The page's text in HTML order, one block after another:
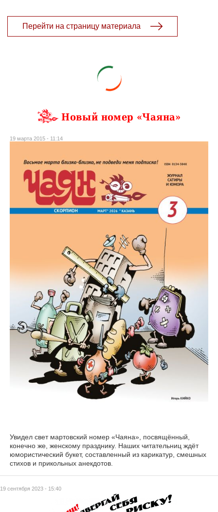
Перейти на страницу материала
19 сентября 2023 - 15:40
Новый номер «Чаяна»
19 марта 2015 - 11:14
Увидел свет мартовский номер «Чаяна», посвящённый,
конечно же, женскому празднику. Наших читательниц ждёт
юмористический букет, составленный из карикатур, смешных
стихов и прикольных анекдотов.